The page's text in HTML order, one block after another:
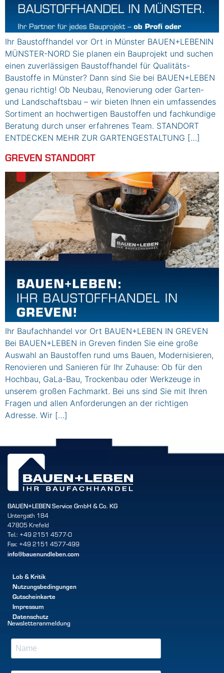
Ihr Baustoffhandel vor Ort in Münster BAUEN+LEBENIN
MÜNSTER-NORD Sie planen ein Bauprojekt und suchen
einen zuverlässigen Baustoffhandel für Qualitäts-
Baustoffe in Münster? Dann sind Sie bei BAUEN+LEBEN
genau richtig! Ob Neubau, Renovierung oder Garten-
und Landschaftsbau – wir bieten Ihnen ein umfassendes
Sortiment an hochwertigen Baustoffen und fachkundige
Beratung durch unser erfahrenes Team. STANDORT
ENTDECKEN MEHR ZUR GARTENGESTALTUNG […]
GREVEN STANDORT
Ihr Baufachhandel vor Ort BAUEN+LEBEN IN GREVEN
Bei BAUEN+LEBEN in Greven finden Sie eine große
Auswahl an Baustoffen rund ums Bauen, Modernisieren,
Renovieren und Sanieren für Ihr Zuhause: Ob für den
Hochbau, GaLa-Bau, Trockenbau oder Werkzeuge in
unserem großen Fachmarkt. Bei uns sind Sie mit Ihren
Fragen und allen Anforderungen an der richtigen
Adresse. Wir […]
BAUEN+LEBEN Service GmbH & Co. KG
Untergath 184
47805 Krefeld
Tel.: +49 2151 4577-0
Fax: +49 2151 4577-499
info@bauenundleben.com
Lob & Kritik
Nutzungsbedingungen
Gutscheinkarte
Impressum
Datenschutz
Newsletteranmeldung